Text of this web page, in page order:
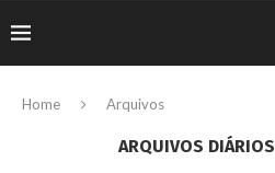
Home Arquivos
ARQUIVOS DIÁRIOS